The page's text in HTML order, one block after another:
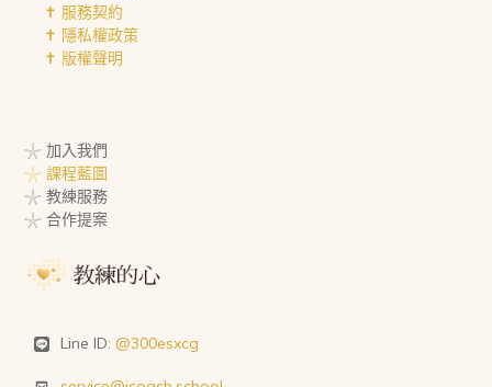
✝︎ 服務契約
✝︎ 隱私權政策
✝︎ 版權聲明
𓇼 加入我們
𓇼 課程藍圖
𓇼 教練服務
𓇼 合作提案
Line ID: @300esxcg